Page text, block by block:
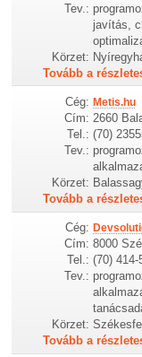
Tev.:
javítás,
Körzet:
Tovább a
Cég: Metis.hu
Cím: 2660
Tel.: (70)
Tev.:
Körzet:
Tovább a
Cég:
Cím: 8000
Tel.: (70) 414-
Tev.:
Körzet:
Tovább a